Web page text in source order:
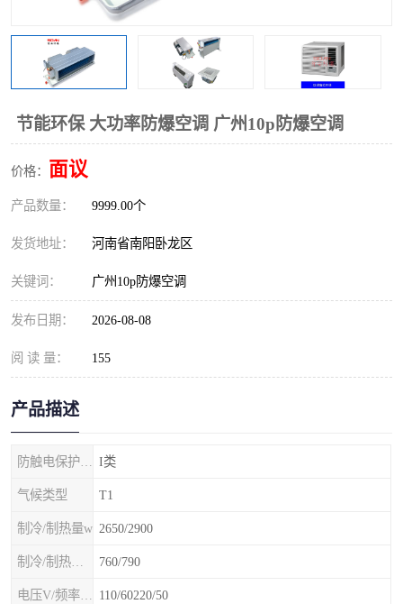
节能环保 大功率防爆空调 广州10p防爆空调
价格： 面议
产品数量： 9999.00个
发货地址： 河南省南阳卧龙区
关键词： 广州10p防爆空调
发布日期： 2026-08-08
阅 读 量： 155
产品描述
I类
气候类型 T1
制冷/制热量w 2650/2900
760/790
110/60220/50